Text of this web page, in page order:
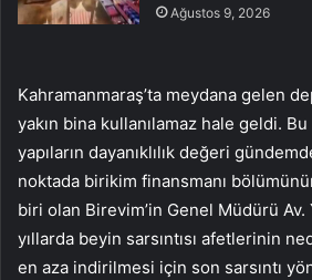
Ağustos 9, 2026
Kahramanmaraş’ta meydana gelen
yakın bina kullanılamaz hale geldi.
yapıların dayanıklılık değeri
noktada birikim finansmanı
biri olan Birevim’in Genel Müdürü
yıllarda beyin sarsıntısı afetlerinin
en aza indirilmesi için son sarsıntı